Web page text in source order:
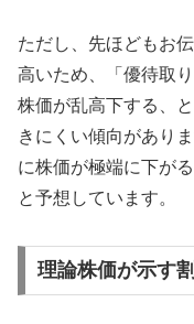
ただし、先ほどもお
高いため、「優待取
株価が乱高下する、
きにくい傾向があり
に株価が極端に下が
と予想しています。
理論株価が示す